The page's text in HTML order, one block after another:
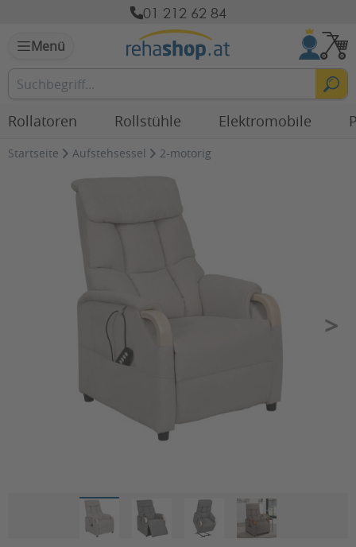
01 212 62 84
Menü
Rollatoren Rollstühle Elektromobile
Startseite Aufstehsessel 2-motorig